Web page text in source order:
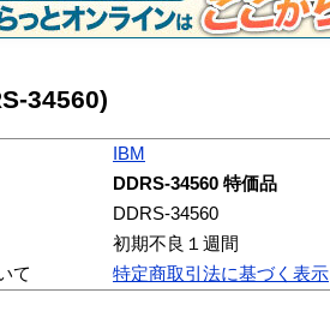
34560)
IBM
DDRS-34560 特価品
DDRS-34560
初期不良１週間
て
特定商取引法に基づく表示